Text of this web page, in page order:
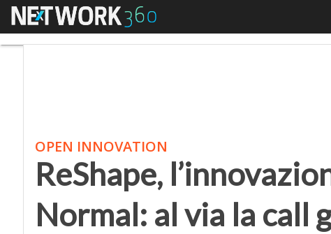
Menu
OPEN INNOVATION
ReShape,
Normal: al via la call